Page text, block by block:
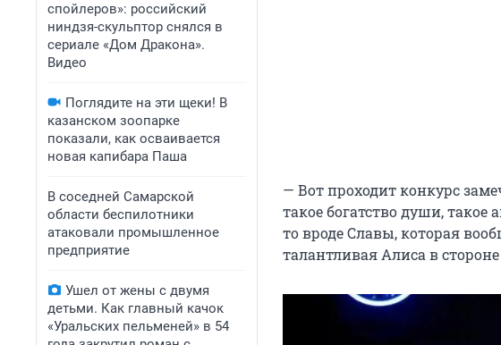
спойлеров»: российский
ниндзя-скульптор снялся в
сериале «Дом Дракона».
Видео
Поглядите на эти щеки! В
казанском зоопарке
показали, как осваивается
новая капибара Паша
В соседней Самарской
области беспилотники
атаковали промышленное
предприятие
Ушел от жены с двумя
детьми. Как главный качок
«Уральских пельменей» в 54
— Вот проходит конкурс
такое богатство души, такое
то вроде Славы, которая
талантливая Алиса в